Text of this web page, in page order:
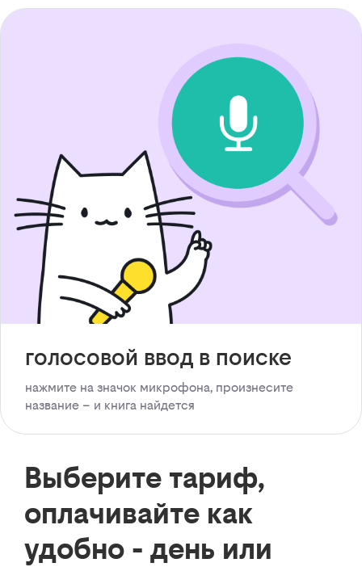
голосовой ввод в поиске
нажмите на значок микрофона, произнесите
название – и книга найдется
Выберите тариф,
оплачивайте как
удобно - день или